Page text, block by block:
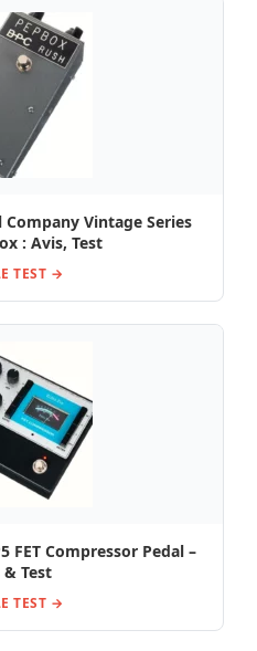
Vintage Series
: Avis, Test
TEST →
FET Compressor Pedal –
Test
TEST →